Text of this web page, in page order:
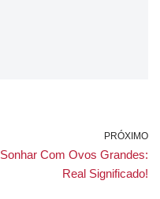
PRÓXIMO
Sonhar Com Ovos Grandes:
Real Significado!